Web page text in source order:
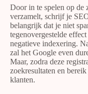
Door in te spelen op
verzamelt, schrijf je
belangrijk dat je niet
tegenovergestelde
negatieve indexering.
zal het Google even
Maar, zodra deze
zoekresultaten en
klanten.